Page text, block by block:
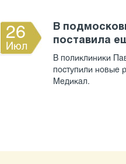
26
Июл
В
поставила
В поликлиники
поступили новые
Медикал.